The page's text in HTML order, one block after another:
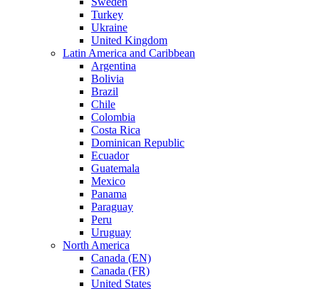
Turkey
Ukraine
United Kingdom
Latin America and Caribbean
Argentina
Bolivia
Brazil
Chile
Colombia
Costa Rica
Dominican Republic
Ecuador
Guatemala
Mexico
Panama
Paraguay
Peru
Uruguay
North America
Canada (EN)
Canada (FR)
United States